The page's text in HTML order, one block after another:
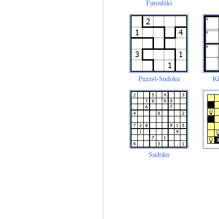
Futoshiki
Puzzel-Sudoku
Sudoku